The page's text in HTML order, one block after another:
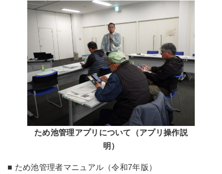
ため池管理アプリについて（アプリ操作説
明）
■ ため池管理者マニュアル（令和7年版）